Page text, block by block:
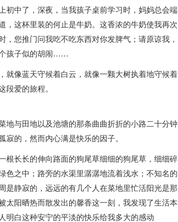
初中了，深夜，当我孩子桌前学习时，妈妈总会端
，这杯里装的何止是牛奶。这香浓的牛奶使我再次
您推门问我吃不吃东西对你发脾气；请原谅我，
个孩子似的胡闹……
就像蓝天守候着白云，就像一颗大树执着地守候着
段爱的旅程。
地与田地以及池塘的那条曲曲折折的小路二十分钟
的，然而内心满是快乐的因子。
根长长的伸向路面的狗尾草细细的狗尾草，细细碎
色之中；路旁的水渠里潺潺地流着浅水；不知名的
是静寂的，远远的有几个人在菜地里忙活阳光是那
太阳晒热而散发出的馨香这一刻，我发现了生活本
明白这种安宁的平淡的快乐给我多大的感动